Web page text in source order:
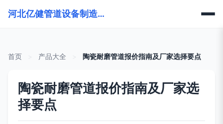
河北亿健管道设备制造有限公司
首页 产品大全 陶瓷耐磨管道报价指南及厂家选择要点
陶瓷耐磨管道报价指南及厂家选
择要点